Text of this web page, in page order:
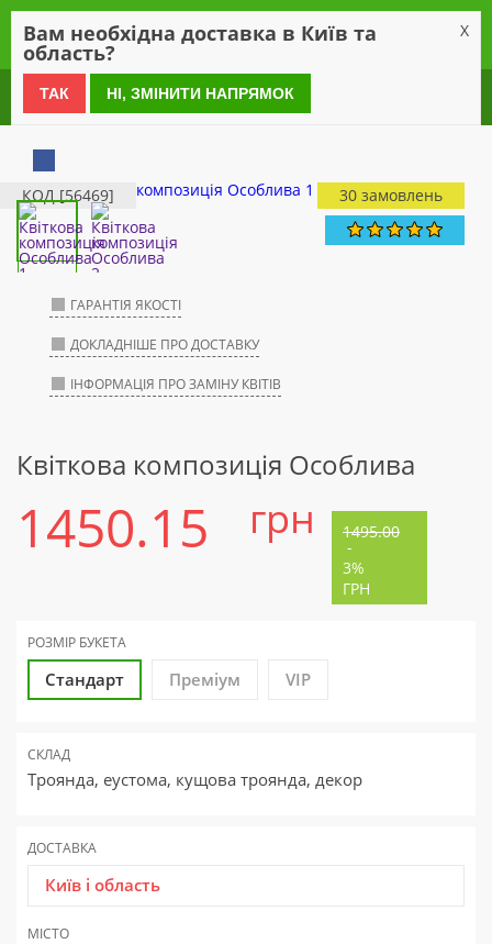
0 800 21 54 55
КОД [56469] 30 замовлень
ГАРАНТІЯ ЯКОСТІ
ДОКЛАДНІШЕ ПРО ДОСТАВКУ
ІНФОРМАЦІЯ ПРО ЗАМІНУ КВІТІВ
Квіткова композиція Особлива
1450.15 грн 1495.00
-
3%
ГРН
РОЗМІР БУКЕТА
Стандарт Преміум VIP
СКЛАД
Троянда, еустома, кущова троянда, декор
ДОСТАВКА
Київ і область
МІСТО
Вам необхідна доставка в Київ та
область?
X
ТАК НІ, ЗМІНИТИ НАПРЯМОК